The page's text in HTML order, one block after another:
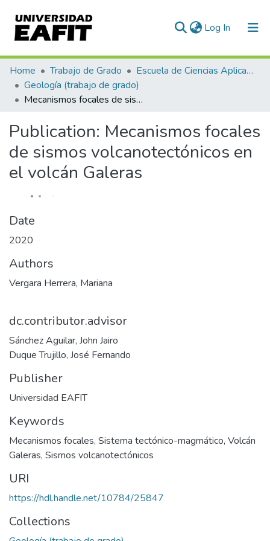
Log In (current)
Communities & Collections
All of DSpace
Home Trabajo de Grado
Escuela de Ciencias Aplicadas e Ingeniería
Geología (trabajo de grado)
Mecanismos focales de sismos volcanotectónicos en el volcán Galeras
Publication: Mecanismos focales
de sismos volcanotectónicos en
el volcán Galeras
Date
2020
Authors
Vergara Herrera, Mariana
dc.contributor.advisor
Sánchez Aguilar, John Jairo
Duque Trujillo, José Fernando
Publisher
Universidad EAFIT
Keywords
Mecanismos focales, Sistema tectónico-magmático, Volcán
Galeras, Sismos volcanotectónicos
URI
https://hdl.handle.net/10784/25847
Collections